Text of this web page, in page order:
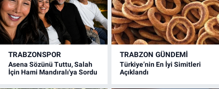
TRABZONSPOR
Asena Sözünü Tuttu, Salah
İçin Hami Mandıralı'ya Sordu
TRABZON GÜNDEMİ
Türkiye’nin En İyi Simitleri
Açıklandı